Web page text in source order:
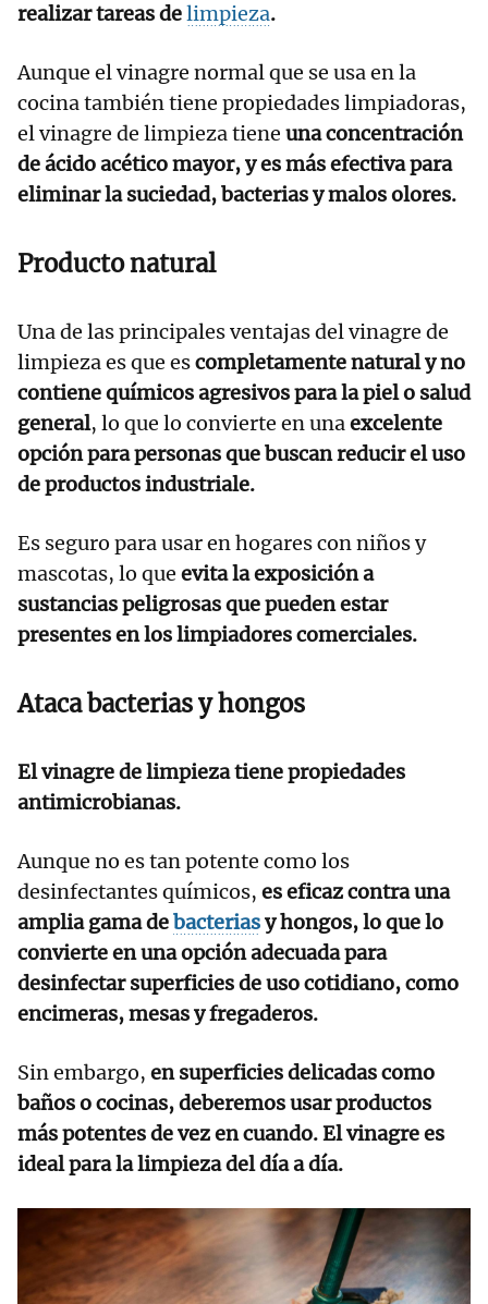
realizar tareas delimpieza.
Aunque el vinagre normal que se usa en la
cocina también tiene propiedades limpiadoras,
el vinagre de limpieza tiene una concentración
de ácido acético mayor, y es más efectiva para
eliminar la suciedad, bacterias y malos olores.
Producto natural
Una de las principales ventajas del vinagre de
limpieza es que escompletamente natural y no
contiene químicos agresivos para la piel o salud
general, lo que lo convierte en unaexcelente
opción para personas que buscan reducir el uso
de productos industriale.
Es seguro para usar en hogares con niños y
mascotas, lo que evita la exposición a
sustancias peligrosas que pueden estar
presentes en los limpiadores comerciales.
Ataca bacterias y hongos
El vinagre de limpieza tiene propiedades
antimicrobianas.
Aunque no es tan potente como los
desinfectantes químicos, es eficaz contra una
amplia gama debacteriasy hongos, lo que lo
convierte en una opción adecuada para
desinfectar superficies de uso cotidiano, como
encimeras, mesas y fregaderos.
Sin embargo, en superficies delicadas como
baños o cocinas, deberemos usar productos
más potentes de vez en cuando. El vinagre es
ideal para la limpieza del día a día.